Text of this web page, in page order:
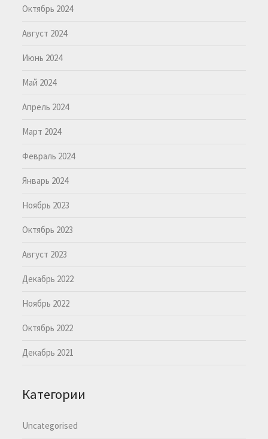
Октябрь 2024
Август 2024
Июнь 2024
Май 2024
Апрель 2024
Март 2024
Февраль 2024
Январь 2024
Ноябрь 2023
Октябрь 2023
Август 2023
Декабрь 2022
Ноябрь 2022
Октябрь 2022
Декабрь 2021
Категории
Uncategorised